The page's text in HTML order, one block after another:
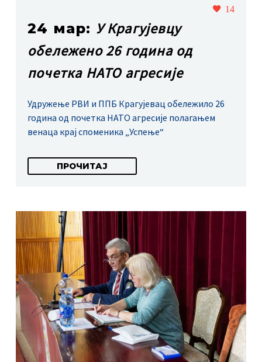
14
24 мар: У Крагујевцу
обележено 26 година од
почетка НАТО агресије
Удружење РВИ и ППБ Крагујевац обележило 26
година од почетка НАТО агресије полагањем
венаца крај споменика „Успење“
ПРОЧИТАЈ